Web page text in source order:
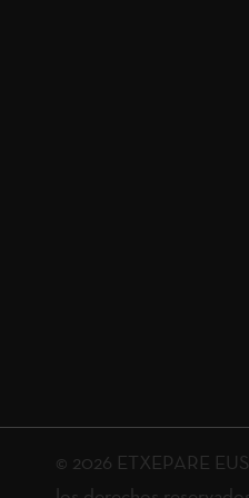
© 2026 ETXEPARE